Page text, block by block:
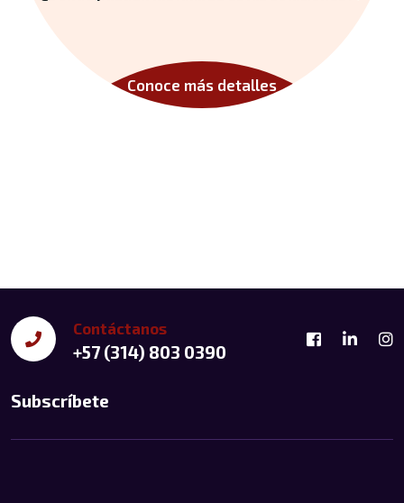
Conoce más detalles
Contáctanos
+57 (314) 803 0390
Subscríbete